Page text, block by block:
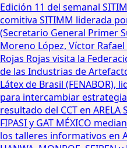
Edición 11 del semanal
comitiva SITIMM liderada
(Secretario General Primer
Moreno López, Víctor Rafael
Rojas Rojas visita la
de las Industrias de
Látex de Brasil (FENABOR),
para intercambiar
resultado del CCT en ARELA
FIPASI y GAT MÉXICO
los talleres informativos en